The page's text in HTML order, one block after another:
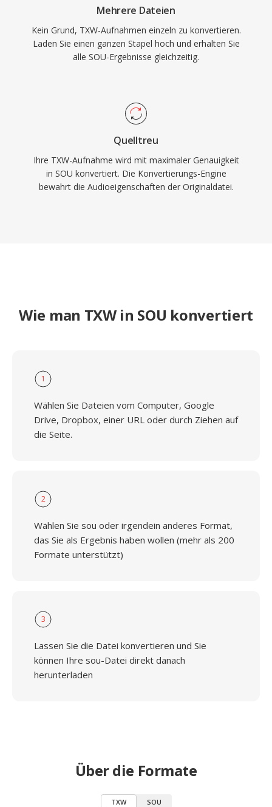
Mehrere Dateien
Kein Grund, TXW-Aufnahmen einzeln zu konvertieren.
Laden Sie einen ganzen Stapel hoch und erhalten Sie
alle SOU-Ergebnisse gleichzeitig.
Quelltreu
Ihre TXW-Aufnahme wird mit maximaler Genauigkeit
in SOU konvertiert. Die Konvertierungs-Engine
bewahrt die Audioeigenschaften der Originaldatei.
Wie man TXW in SOU konvertiert
1
Wählen Sie Dateien vom Computer, Google
Drive, Dropbox, einer URL oder durch Ziehen auf
die Seite.
2
Wählen Sie sou oder irgendein anderes Format,
das Sie als Ergebnis haben wollen (mehr als 200
Formate unterstützt)
3
Lassen Sie die Datei konvertieren und Sie
können Ihre sou-Datei direkt danach
herunterladen
Über die Formate
TXW SOU